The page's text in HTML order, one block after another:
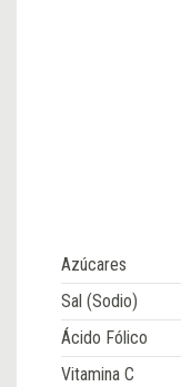
Azúcares
Sal (Sodio)
Ácido Fólico
Vitamina C